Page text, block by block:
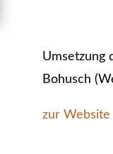
Umsetzung
Bohusch
zur Website